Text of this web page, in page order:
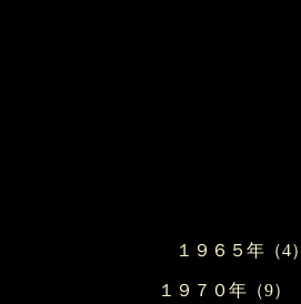
１９６５年（4）
１９７０年（9）